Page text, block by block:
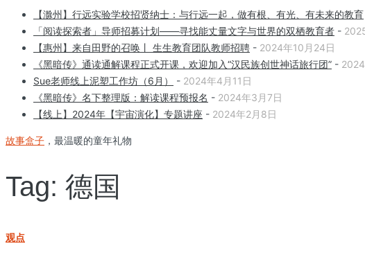
【滁州】行远实验学校招贤纳士：与行远一起，做有根、有光、有未来的教育
「阅读探索者」导师招募计划——寻找能丈量文字与世界的双栖教育者 -
【惠州】来自田野的召唤丨 生生教育团队教师招聘 - 2024年10月24日
《黑暗传》通读通解课程正式开课，欢迎加入“汉民族创世神话旅行团” -
Sue老师线上泥塑工作坊（6月）
- 2024年4月11日
《黑暗传》名下整理版：解读课程预报名 - 2024年3月7日
【线上】2024年【宇宙演化】专题讲座 - 2024年2月8日
故事盒子 ，最温暖的童年礼物
Tag: 德国
观点